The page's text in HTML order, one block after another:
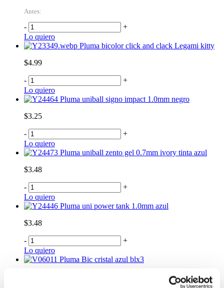
Antes:
-
+
Lo quiero
Pluma bicolor click and clack Legami kitty
$4.99
-
+
Lo quiero
Pluma uniball signo impact 1.0mm negro
$3.25
-
+
Lo quiero
Pluma uniball zento gel 0.7mm ivory tinta azul
$3.48
-
+
Lo quiero
Pluma uni power tank 1.0mm azul
$3.48
-
+
Lo quiero
Pluma Bic cristal azul blx3